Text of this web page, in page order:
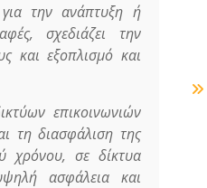
για την ανάπτυξη ή
σχεδιάζει την
και εξοπλισμό και
επικοινωνιών
τη διασφάλιση της
χρόνου, σε δίκτυα
ασφάλεια και